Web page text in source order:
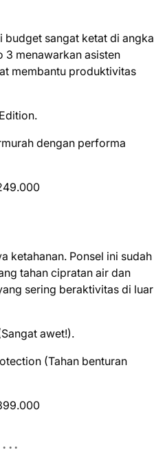
budget sangat ketat di angka
3 menawarkan asisten
membantu produktivitas
dengan performa
ketahanan. Ponsel ini sudah
tahan cipratan air dan
sering beraktivitas di luar
awet!).
(Tahan benturan